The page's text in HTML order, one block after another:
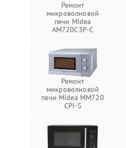
Ремонт
микроволновой
печи Midea
AM720C3P-C
Ремонт
микроволновой
печи Midea MM720
CPI-S